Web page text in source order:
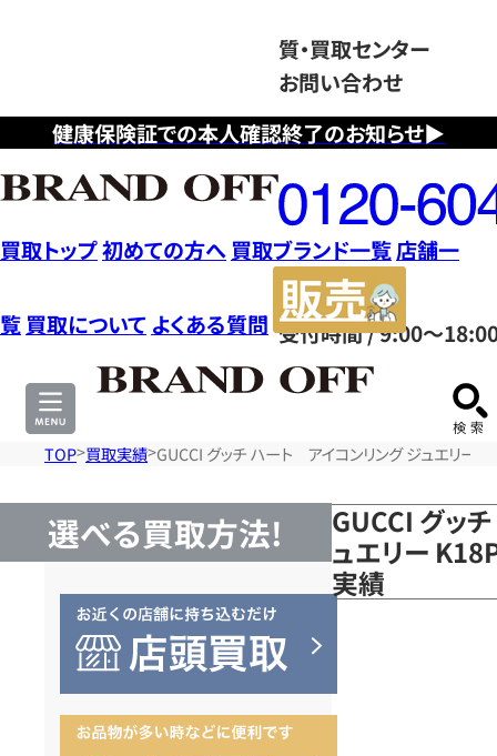
健康保険証での本人確認終了のお知らせ▶
質・買取センター
お問い合わせ
フ
リ
ー
ダ
イ
ヤ
ル
0120604117
受付時間 / 9:00～
買取トップ初めての方へ 買取ブランド一覧店舗一
覧 買取について よくある質問
サ
TOP 買取実績 GUCCI グッチ ハート アイコンリング ジュエリー
選べる買取方法!
GUCCI グッ
ュエリー
実績